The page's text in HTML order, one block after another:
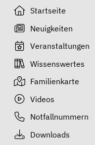
Startseite
Neuigkeiten
Veranstaltungen
Wissenswertes
Familienkarte
Videos
Notfallnummern
Downloads